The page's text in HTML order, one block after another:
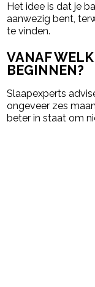
Het idee is dat je
aanwezig bent,
te vinden.
VANAF
BEGINNEN?
Slaapexperts
ongeveer zes
beter in staat om